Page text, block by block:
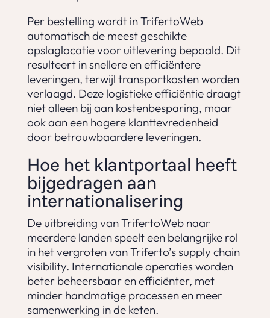
Per bestelling wordt in TrifertoWeb
automatisch de meest geschikte
opslaglocatie voor uitlevering bepaald. Dit
resulteert in snellere en efficiëntere
leveringen, terwijl transportkosten worden
verlaagd. Deze logistieke efficiëntie draagt
niet alleen bij aan kostenbesparing, maar
ook aan een hogere klanttevredenheid
door betrouwbaardere leveringen.
Hoe het klantportaal heeft
bijgedragen aan
internationalisering
De uitbreiding van TrifertoWeb naar
meerdere landen speelt een belangrijke rol
in het vergroten van Triferto’s supply chain
visibility. Internationale operaties worden
beter beheersbaar en efficiënter, met
minder handmatige processen en meer
samenwerking in de keten.